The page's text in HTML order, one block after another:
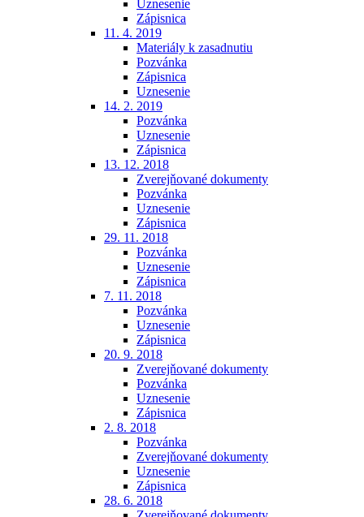
Uznesenie
Zápisnica
11. 4. 2019
Materiály k zasadnutiu
Pozvánka
Zápisnica
Uznesenie
14. 2. 2019
Pozvánka
Uznesenie
Zápisnica
13. 12. 2018
Zverejňované dokumenty
Pozvánka
Uznesenie
Zápisnica
29. 11. 2018
Pozvánka
Uznesenie
Zápisnica
7. 11. 2018
Pozvánka
Uznesenie
Zápisnica
20. 9. 2018
Zverejňované dokumenty
Pozvánka
Uznesenie
Zápisnica
2. 8. 2018
Pozvánka
Zverejňované dokumenty
Uznesenie
Zápisnica
28. 6. 2018